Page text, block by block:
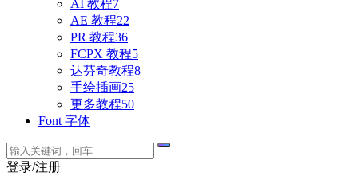
AI 教程7
AE 教程22
PR 教程36
FCPX 教程5
达芬奇教程8
手绘插画25
更多教程50
Font 字体
登录/注册